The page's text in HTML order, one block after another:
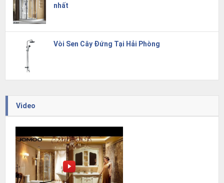
nhất
Vòi Sen Cây Đứng Tại Hải Phòng
Video